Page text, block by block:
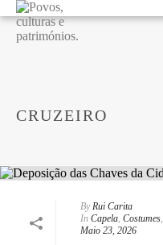
CRUZEIRO
By Rui Carita
In Capela, Costumes,
Maio 23, 2026